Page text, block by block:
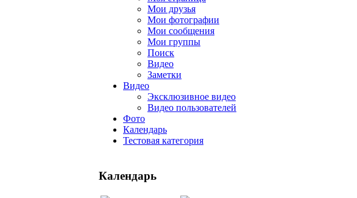
Мои друзья
Мои фотографии
Мои сообщения
Мои группы
Поиск
Видео
Заметки
Видео
Эксклюзивное видео
Видео пользователей
Фото
Календарь
Тестовая категория
Календарь